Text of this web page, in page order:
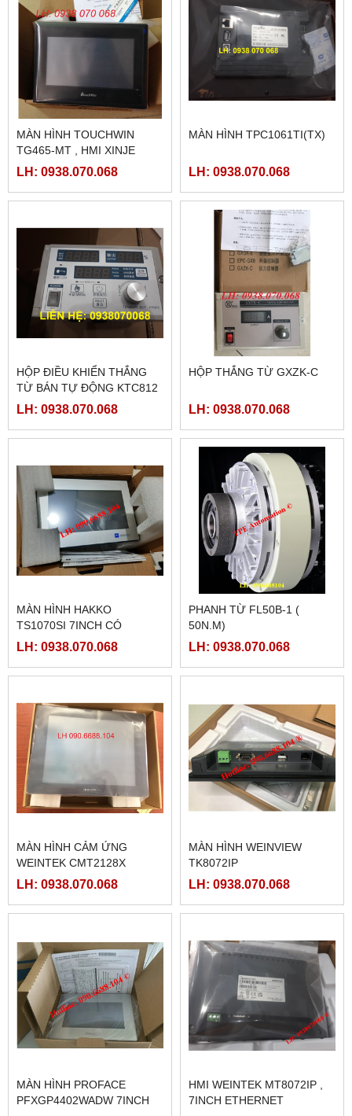
MÀN HÌNH TOUCHWIN
TG465-MT , HMI XINJE
TG465-MT
LH: 0938.070.068
MÀN HÌNH TPC1061TI(TX)
LH: 0938.070.068
HỘP ĐIỀU KHIỂN THẮNG
TỪ BÁN TỰ ĐỘNG KTC812
LH: 0938.070.068
HỘP THẮNG TỪ GXZK-C
LH: 0938.070.068
MÀN HÌNH HAKKO
TS1070SI 7INCH CÓ
ETHERNET
LH: 0938.070.068
PHANH TỪ FL50B-1 (
50N.M)
LH: 0938.070.068
MÀN HÌNH CẢM ỨNG
WEINTEK CMT2128X
LH: 0938.070.068
MÀN HÌNH WEINVIEW
TK8072IP
LH: 0938.070.068
MÀN HÌNH PROFACE
PFXGP4402WADW 7INCH
HMI WEINTEK MT8072IP ,
7INCH ETHERNET